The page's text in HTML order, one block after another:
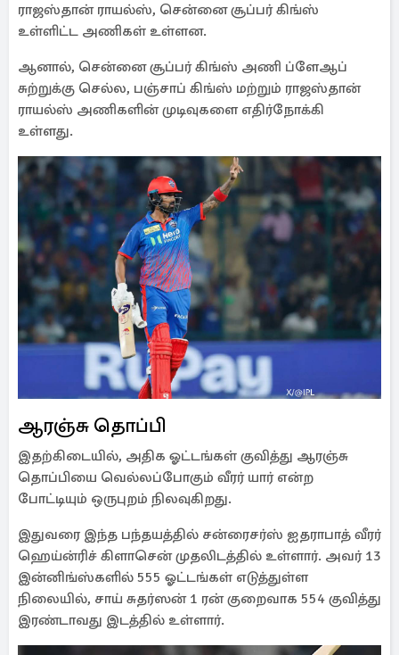
ராஜஸ்தான் ராயல்ஸ், சென்னை சூப்பர் கிங்ஸ்
உள்ளிட்ட அணிகள் உள்ளன.
ஆனால், சென்னை சூப்பர் கிங்ஸ் அணி ப்ளேஆப்
சுற்றுக்கு செல்ல, பஞ்சாப் கிங்ஸ் மற்றும் ராஜஸ்தான்
ராயல்ஸ் அணிகளின் முடிவுகளை எதிர்நோக்கி
உள்ளது.
ஆரஞ்சு தொப்பி
இதற்கிடையில், அதிக ஓட்டங்கள் குவித்து ஆரஞ்சு
தொப்பியை வெல்லப்போகும் வீரர் யார் என்ற
போட்டியும் ஒருபுறம் நிலவுகிறது.
இதுவரை இந்த பந்தயத்தில் சன்ரைசர்ஸ் ஐதராபாத் வீரர்
ஹெய்ன்ரிச் கிளாசென் முதலிடத்தில் உள்ளார். அவர் 13
இன்னிங்ஸ்களில் 555 ஓட்டங்கள் எடுத்துள்ள
நிலையில், சாய் சுதர்ஸன் 1 ரன் குறைவாக 554 குவித்து
இரண்டாவது இடத்தில் உள்ளார்.